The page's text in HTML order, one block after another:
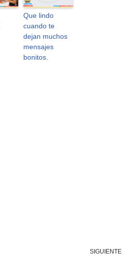
Que lindo
cuando te
dejan muchos
mensajes
bonitos.
SIGUIENTE